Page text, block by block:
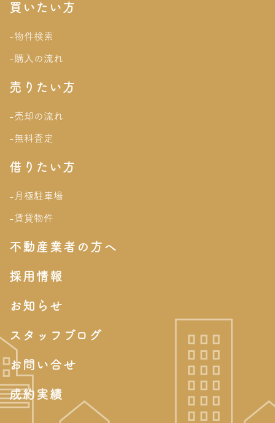
買いたい方
-物件検索
-購入の流れ
売りたい方
-売却の流れ
-無料査定
借りたい方
-月極駐車場
-賃貸物件
不動産業者の方へ
採用情報
お知らせ
スタッフブログ
お問い合せ
成約実績